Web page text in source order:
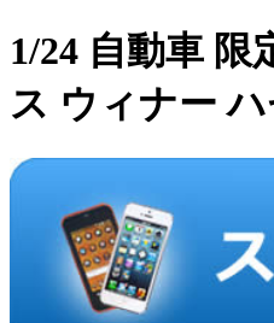
1/24 自動車 限
ス ウィナー